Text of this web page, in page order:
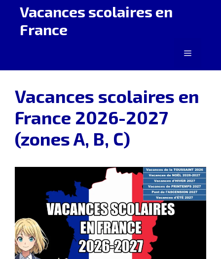
Aller
contenu
Vacances scolaires en
France
Menu
Vacances scolaires en
France 2026-2027
(zones A, B, C)